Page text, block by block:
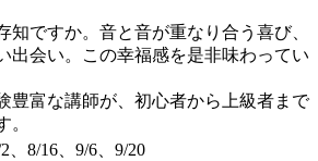
ですか。音と音が重なり合う喜び、
出会い。この幸福感を是非味わってい
豊富な講師が、初心者から上級者まで
。
、8/16、9/6、9/20